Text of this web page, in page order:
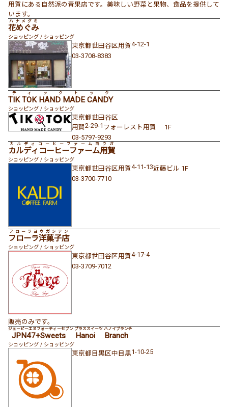
用賀にある自然派の青果店です。美味しい野菜と果物、食品を提供して
います。
花めぐみ
ハナメグミ
ショッピング / ショッピング
東京都世田谷区用賀4-12-1
03-3708-8383
TIK TOK HAND MADE CANDY
ティックトック
ショッピング / ショッピング
東京都世田谷区
用賀2-29-1 フォーレスト用賀 1F
03-5797-9293
カルディコーヒーファーム用賀
カルディコーヒーファームヨウガ
ショッピング / ショッピング
東京都世田谷区用賀4-11-13近藤ビル 1F
03-3700-7710
フローラ洋菓子店
フローラヨウガシテン
ショッピング / ショッピング
東京都世田谷区用賀4-17-4
03-3709-7012
販売のみです。
JPN47+Sweets Hanoi Branch
ジェーピーエヌフォーティーセブン プラススイーツ ハノイブランチ
ショッピング / ショッピング
東京都目黒区中目黒1-10-25